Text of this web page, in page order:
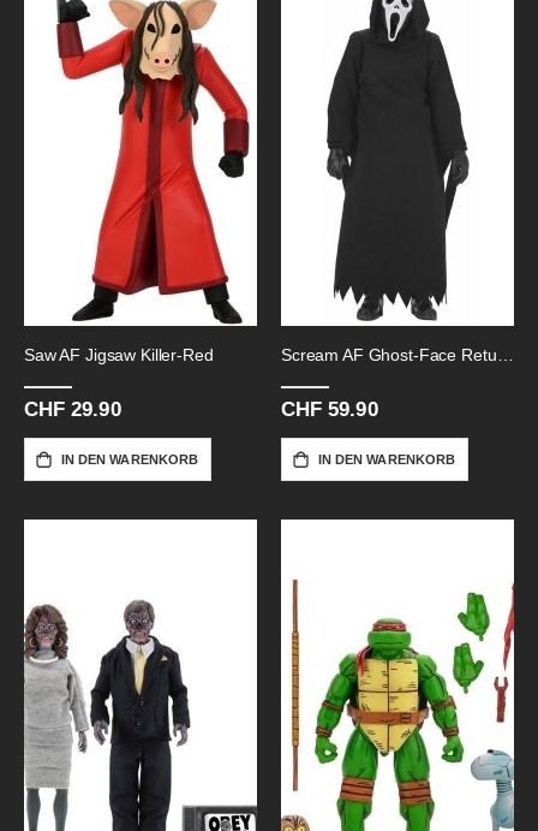
Saw AF Jigsaw Killer-Red
CHF 29.90
IN DEN WARENKORB
CHF 59.90
IN DEN WARENKORB